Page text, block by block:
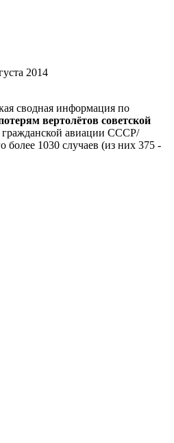
2014
сводная информация по
вертолётов советской
гражданской авиации СССР/
более 1030 случаев (из них 375 -